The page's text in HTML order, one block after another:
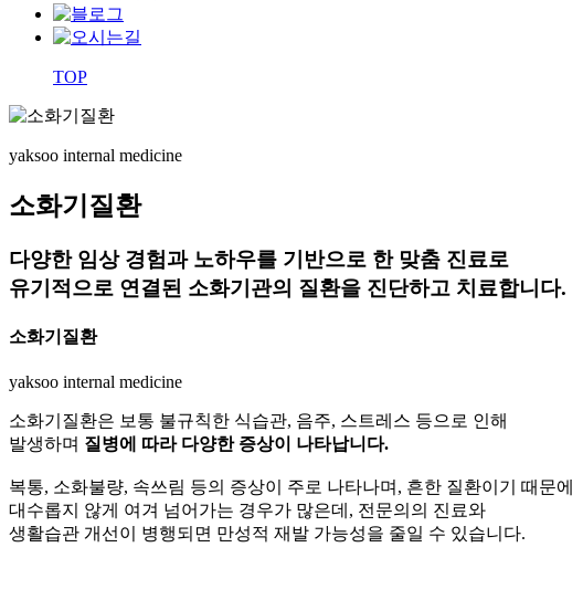
TOP
yaksoo internal medicine
소화기질환
다양한 임상 경험과 노하우를 기반으로 한 맞춤 진료로
유기적으로 연결된 소화기관의 질환을 진단하고 치료합니다.
소화기질환
yaksoo internal medicine
소화기질환은 보통 불규칙한 식습관, 음주, 스트레스 등으로 인해
발생하며 질병에 따라 다양한 증상이 나타납니다.
복통, 소화불량, 속쓰림 등의 증상이 주로 나타나며, 흔한 질환이기 때문에
대수롭지 않게 여겨 넘어가는 경우가 많은데, 전문의의 진료와
생활습관 개선이 병행되면 만성적 재발 가능성을 줄일 수 있습니다.